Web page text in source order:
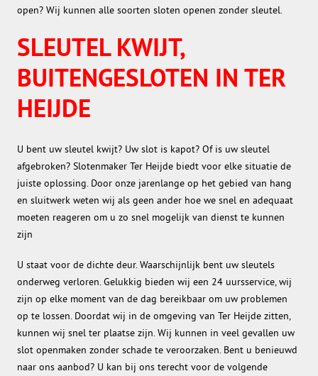
open? Wij kunnen alle soorten sloten openen zonder sleutel.
SLEUTEL KWIJT,
BUITENGESLOTEN IN TER
HEIJDE
U bent uw sleutel kwijt? Uw slot is kapot? Of is uw sleutel
afgebroken? Slotenmaker Ter Heijde biedt voor elke situatie de
juiste oplossing. Door onze jarenlange op het gebied van hang
en sluitwerk weten wij als geen ander hoe we snel en adequaat
moeten reageren om u zo snel mogelijk van dienst te kunnen
zijn
U staat voor de dichte deur. Waarschijnlijk bent uw sleutels
onderweg verloren. Gelukkig bieden wij een 24 uursservice, wij
zijn op elke moment van de dag bereikbaar om uw problemen
op te lossen. Doordat wij in de omgeving van Ter Heijde zitten,
kunnen wij snel ter plaatse zijn. Wij kunnen in veel gevallen uw
slot openmaken zonder schade te veroorzaken. Bent u benieuwd
naar ons aanbod? U kan bij ons terecht voor de volgende